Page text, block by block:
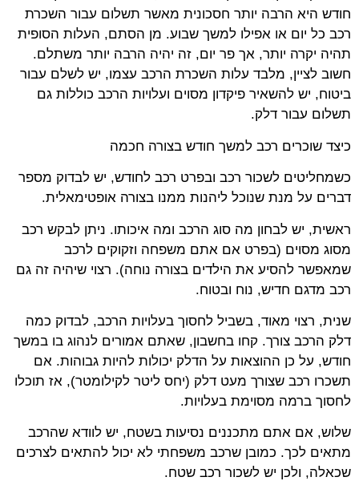
חודש היא הרבה יותר חסכונית מאשר תשלום עבור השכרת
רכב כל יום או אפילו למשך שבוע. מן הסתם, העלות הסופית
תהיה יקרה יותר, אך פר יום, זה יהיה הרבה יותר משתלם.
חשוב לציין, מלבד עלות השכרת הרכב עצמו, יש לשלם עבור
ביטוח, יש להשאיר פיקדון מסוים ועלויות הרכב כוללות גם
תשלום עבור דלק.
כיצד שוכרים רכב למשך חודש בצורה חכמה
כשמחליטים לשכור רכב ובפרט רכב לחודש, יש לבדוק מספר
דברים על מנת שנוכל ליהנות ממנו בצורה אופטימאלית.
ראשית, יש לבחון מה סוג הרכב ומה איכותו. ניתן לבקש רכב
מסוג מסוים (בפרט אם אתם משפחה וזקוקים לרכב
שמאפשר להסיע את הילדים בצורה נוחה). רצוי שיהיה זה גם
רכב מדגם חדיש, נוח ובטוח.
שנית, רצוי מאוד, בשביל לחסוך בעלויות הרכב, לבדוק כמה
דלק הרכב צורך. קחו בחשבון, שאתם אמורים לנהוג בו במשך
חודש, על כן ההוצאות על הדלק יכולות להיות גבוהות. אם
תשכרו רכב שצורך מעט דלק (יחס ליטר לקילומטר), אז תוכלו
לחסוך ברמה מסוימת בעלויות.
שלוש, אם אתם מתכננים נסיעות בשטח, יש לוודא שהרכב
מתאים לכך. כמובן שרכב משפחתי לא יכול להתאים לצרכים
שכאלה, ולכן יש לשכור רכב שטח.